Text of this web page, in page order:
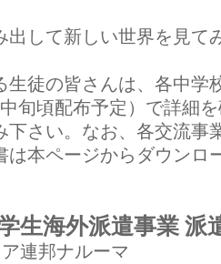
出して新しい世界を見て
生徒の皆さんは、各中学
旬頃配布予定）で詳細
下さい。なお、各交流事
は本ページからダウンロ
生海外派遣事業 派
連邦ナルーマ